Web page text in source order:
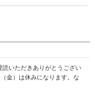
読いただきありがとうござい
金）は休みになります。な